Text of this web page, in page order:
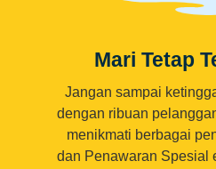
Mari Tetap
Jangan sampai
dengan ribuan
menikmati berbagai
dan Penawaran Spesial